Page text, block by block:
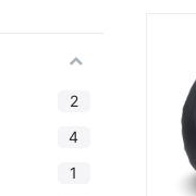
2
4
1